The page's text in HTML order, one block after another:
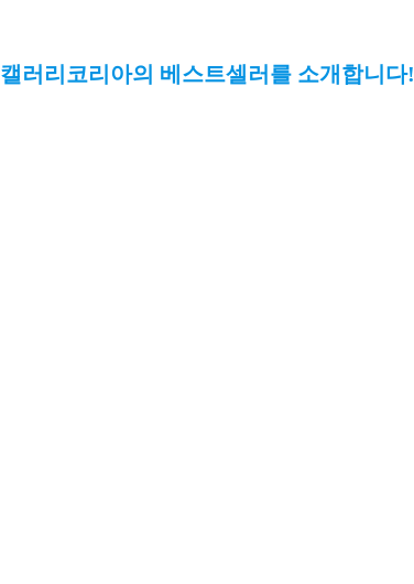
캘러리코리아의 베스트셀러를 소개합니다!